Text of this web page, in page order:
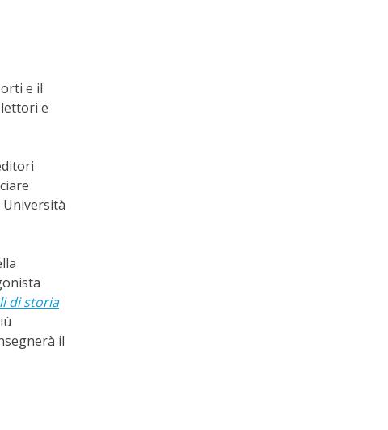
e il
e
di storia
il